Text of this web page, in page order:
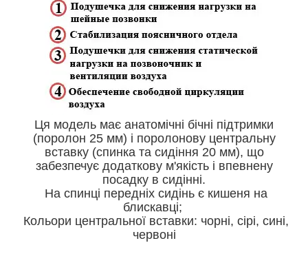
Ця модель має анатомічні бічні підтримки
(поролон 25 мм) і поролонову центральну
вставку (спинка та сидіння 20 мм), що
забезпечує додаткову м'якість і впевнену
посадку в сидінні.
На спинці передніх сидінь є кишеня на
блискавці;
Кольори центральної вставки: чорні, сірі, сині,
червоні